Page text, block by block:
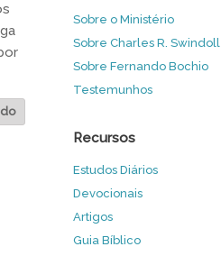
Sobre o Ministério
Sobre Charles R. Swindoll
Sobre Fernando Bochio
Testemunhos
Recursos
Estudos Diários
Devocionais
Artigos
Guia Bíblico